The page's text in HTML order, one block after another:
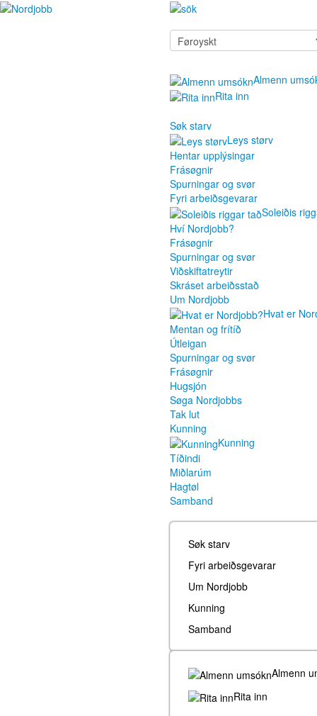
Almenn
Rita inn
Søk starv
Leys størv
Hentar upplýsingar
Frásøgnir
Spurningar og svør
Fyri arbeiðsgevarar
Soleiðis
Hví Nordjobb?
Frásøgnir
Spurningar og svør
Viðskiftatreytir
Skráset arbeiðsstað
Um Nordjobb
Hvat er
Mentan og frítíð
Útleigan
Spurningar og svør
Frásøgnir
Hugsjón
Søga Nordjobbs
Tak lut
Kunning
Kunning
Tíðindi
Miðlarúm
Hagtøl
Samband
Søk starv
Fyri arbeiðsgevarar
Um Nordjobb
Kunning
Samband
Almenn
Rita inn